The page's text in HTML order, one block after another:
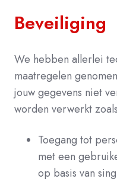
Beveiliging
We hebben allerlei
maatregelen
jouw gegevens niet
worden verwerkt
Toegang tot
met een
op basis van